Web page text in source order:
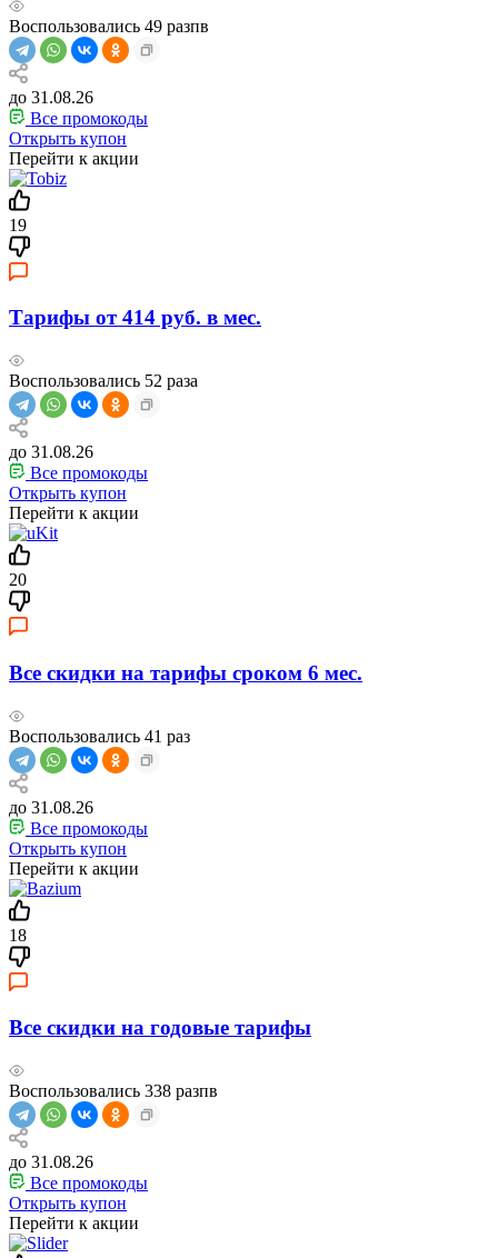
Воспользовались 49 разпв
до 31.08.26
Все промокоды
Открыть купон
Перейти к акции
19
Тарифы от 414 руб. в мес.
Воспользовались 52 раза
до 31.08.26
Все промокоды
Открыть купон
Перейти к акции
20
Все скидки на тарифы сроком 6 мес.
Воспользовались 41 раз
до 31.08.26
Все промокоды
Открыть купон
Перейти к акции
18
Все скидки на годовые тарифы
Воспользовались 338 разпв
до 31.08.26
Все промокоды
Открыть купон
Перейти к акции